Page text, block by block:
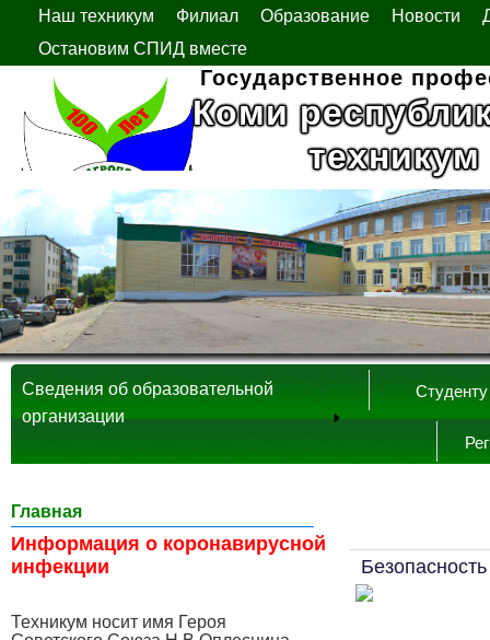
Наш техникум Филиал Образование Новости
Остановим СПИД вместе
Государственное
Коми
Студенту
Сведения об образовательной
организации
Главная
Информация о коронавирусной
инфекции
Техникум носит имя Героя